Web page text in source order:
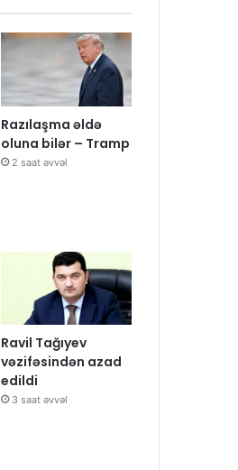
Razılaşma əldə
oluna bilər – Tramp
2 saat əvvəl
Ravil Tağıyev
vəzifəsindən azad
edildi
3 saat əvvəl